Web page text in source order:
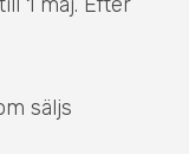
1 maj. Efter
säljs